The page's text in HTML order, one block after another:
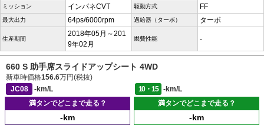
ミッション インパネCVT 駆動方式 FF
最大出力 64ps/6000rpm 過給器（ターボ） ターボ
生産期間
2018年05月～201
9年02月
燃費性能 -
660 S 助手席スライドアップシート 4WD
新車時価格156.6万円(税抜)
JC08
-km/L 10・15
-km/L
満タンでどこまで走る？
-km
満タンでどこまで走る？
-km